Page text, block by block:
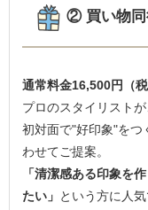
② 買い物同
通常料金16,500円（
プロのスタイリスト
初対面で"好印象"をつ
わせてご提案。
「清潔感ある印象を
たい」 という方に人気